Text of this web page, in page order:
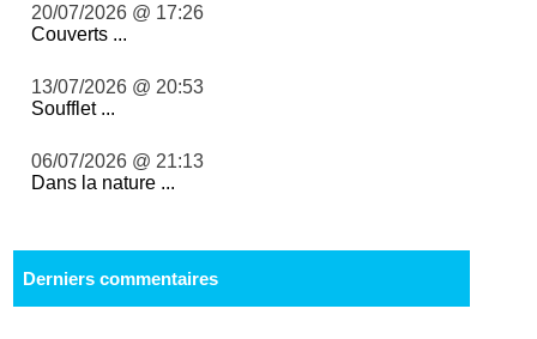
20/07/2026 @ 17:26
Couverts ...
13/07/2026 @ 20:53
Soufflet ...
06/07/2026 @ 21:13
Dans la nature ...
Derniers commentaires